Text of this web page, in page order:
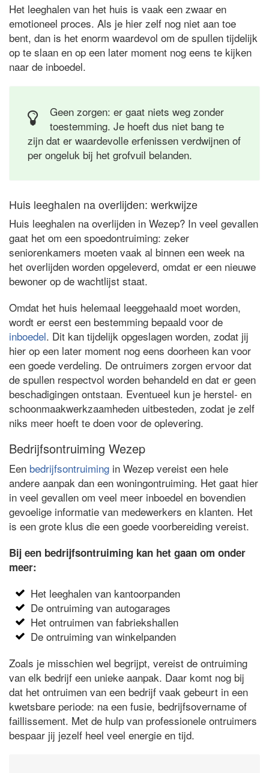
Het leeghalen van het huis is vaak een zwaar en
emotioneel proces. Als je hier zelf nog niet aan toe
bent, dan is het enorm waardevol om de spullen tijdelijk
op te slaan en op een later moment nog eens te kijken
naar de inboedel.
Geen zorgen: er gaat niets weg zonder
toestemming. Je hoeft dus niet bang te
zijn dat er waardevolle erfenissen verdwijnen of
per ongeluk bij het grofvuil belanden.
Huis leeghalen na overlijden: werkwijze
Huis leeghalen na overlijden in Wezep? In veel gevallen
gaat het om een spoedontruiming: zeker
seniorenkamers moeten vaak al binnen een week na
het overlijden worden opgeleverd, omdat er een nieuwe
bewoner op de wachtlijst staat.
Omdat het huis helemaal leeggehaald moet worden,
wordt er eerst een bestemming bepaald voor de
inboedel. Dit kan tijdelijk opgeslagen worden, zodat jij
hier op een later moment nog eens doorheen kan voor
een goede verdeling. De ontruimers zorgen ervoor dat
de spullen respectvol worden behandeld en dat er geen
beschadigingen ontstaan. Eventueel kun je herstel- en
schoonmaakwerkzaamheden uitbesteden, zodat je zelf
niks meer hoeft te doen voor de oplevering.
Bedrijfsontruiming Wezep
Een bedrijfsontruiming in Wezep vereist een hele
andere aanpak dan een woningontruiming. Het gaat hier
in veel gevallen om veel meer inboedel en bovendien
gevoelige informatie van medewerkers en klanten. Het
is een grote klus die een goede voorbereiding vereist.
Bij een bedrijfsontruiming kan het gaan om onder
meer:
Het leeghalen van kantoorpanden
De ontruiming van autogarages
Het ontruimen van fabriekshallen
De ontruiming van winkelpanden
Zoals je misschien wel begrijpt, vereist de ontruiming
van elk bedrijf een unieke aanpak. Daar komt nog bij
dat het ontruimen van een bedrijf vaak gebeurt in een
kwetsbare periode: na een fusie, bedrijfsovername of
faillissement. Met de hulp van professionele ontruimers
bespaar jij jezelf heel veel energie en tijd.